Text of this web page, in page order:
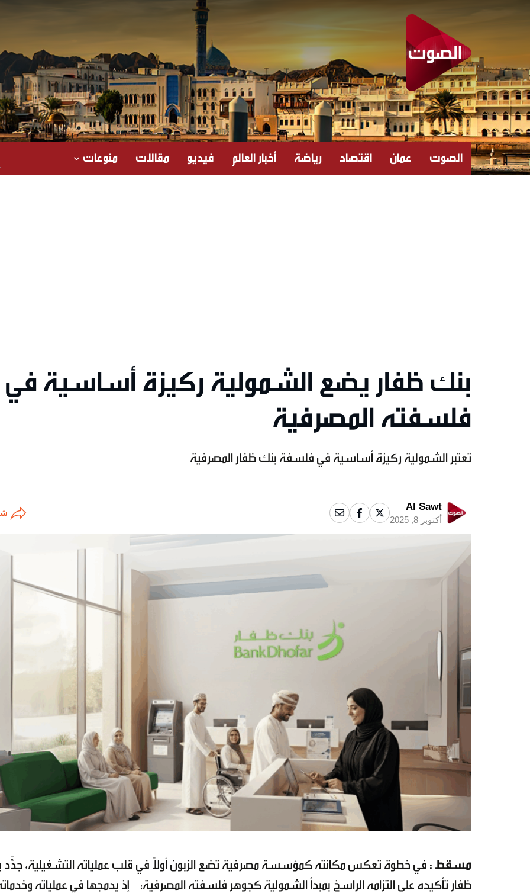
الصوت عمان اقتصاد رياضة أخبار العالم فيديو مقالات منوعات
بنك ظفار يضع الشمولية ركيزة أساسية في
فلسفته المصرفية
تعتبر الشمولية ركيزة أساسية في فلسفة بنك ظفار المصرفية
Al Sawt
أكتوبر 8, 2025
مسقط : في خطوة تعكس مكانته كمؤسسة مصرفية تضع الزبون أولاً في قلب عملياته التشغيلية، جدَّد
ظفار تأكيده على التزامه الراسخ بمبدأ الشمولية كجوهر فلسفته المصرفية؛ إذ يدمجها في عملياته